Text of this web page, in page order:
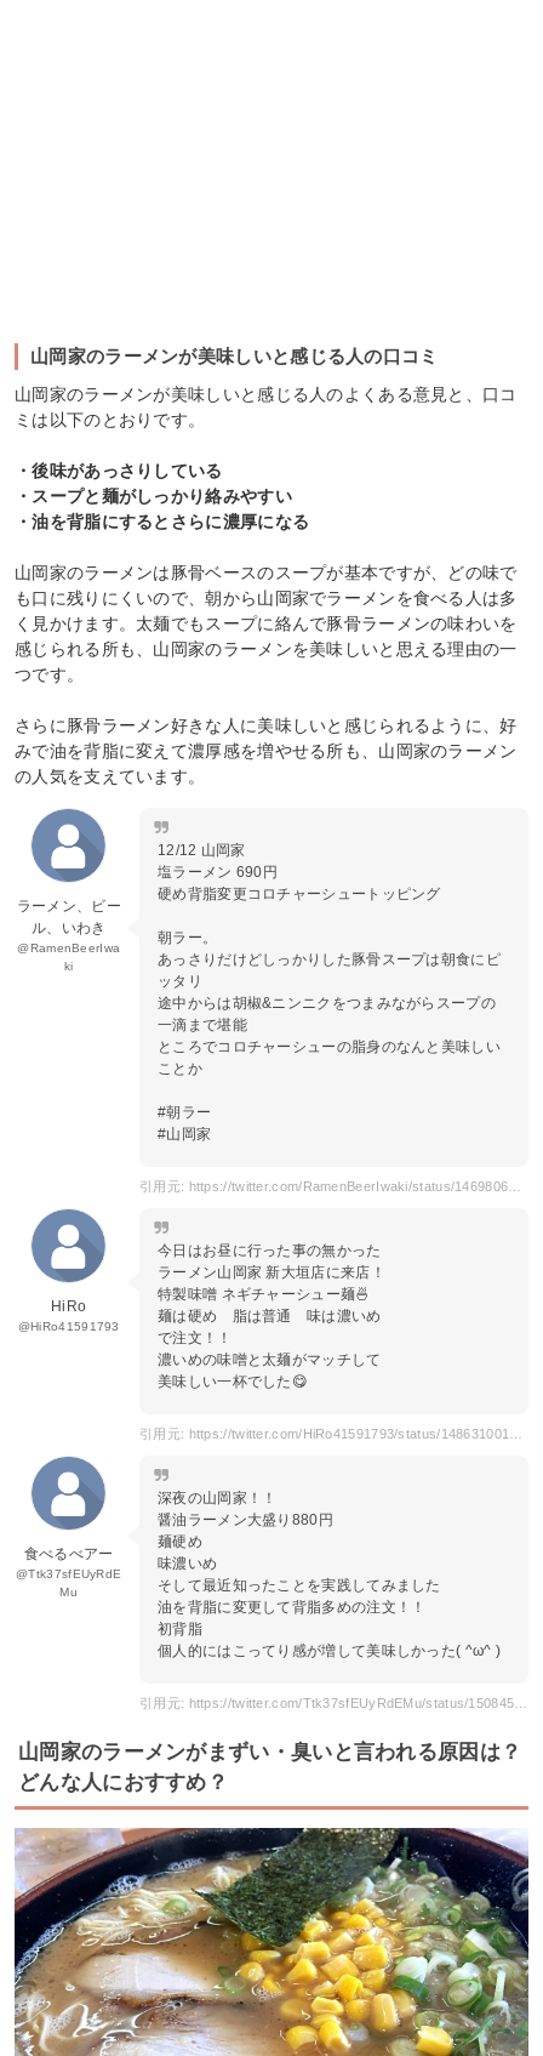
山岡家のラーメンが美味しいと感じる人の口コミ
山岡家のラーメンが美味しいと感じる人のよくある意見と、口コ
ミは以下のとおりです。
・後味があっさりしている
・スープと麺がしっかり絡みやすい
・油を背脂にするとさらに濃厚になる
山岡家のラーメンは豚骨ベースのスープが基本ですが、どの味で
も口に残りにくいので、朝から山岡家でラーメンを食べる人は多
く見かけます。太麺でもスープに絡んで豚骨ラーメンの味わいを
感じられる所も、山岡家のラーメンを美味しいと思える理由の一
つです。
さらに豚骨ラーメン好きな人に美味しいと感じられるように、好
みで油を背脂に変えて濃厚感を増やせる所も、山岡家のラーメン
の人気を支えています。
ラーメン、ビー
ル、いわき
@RamenBeerIwa
ki
12/12 山岡家
塩ラーメン 690円
硬め背脂変更コロチャーシュートッピング
朝ラー。
あっさりだけどしっかりした豚骨スープは朝食にピ
ッタリ
途中からは胡椒&ニンニクをつまみながらスープの
一滴まで堪能
ところでコロチャーシューの脂身のなんと美味しい
ことか
#朝ラー
#山岡家
HiRo
@HiRo41591793
今日はお昼に行った事の無かった
ラーメン山岡家 新大垣店に来店！
特製味噌 ネギチャーシュー麺🍜
麺は硬め 脂は普通 味は濃いめ
で注文！！
濃いめの味噌と太麺がマッチして
美味しい一杯でした😋
食べるべアー
@Ttk37sfEUyRdE
Mu
深夜の山岡家！！
醤油ラーメン大盛り880円
麺硬め
味濃いめ
そして最近知ったことを実践してみました
油を背脂に変更して背脂多めの注文！！
初背脂
個人的にはこってり感が増して美味しかった( ^ω^ )
山岡家のラーメンがまずい・臭いと言われる原因は？
どんな人におすすめ？